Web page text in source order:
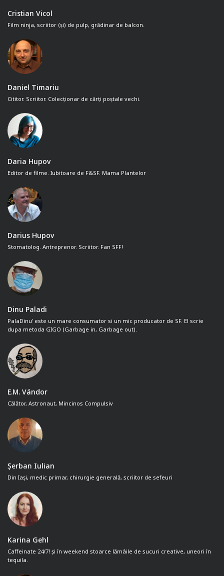
Cristian Vicol
Film ninja, scriitor (și) de pulp, grădinar de balcon.
Daniel Timariu
Cititor. Scriitor. Colecționar de cărți poștale vechi.
Daria Hupov
Editor de filme. Iubitoare de F&SF. Mama Plantelor
Darius Hupov
Stomatolog. Antreprenor. Scriitor. Fan SFF!
Dinu Paladi
PalaDinu' este un mare consumator si un mic producator de SF. El scrie
dupa metoda GIGO (Garbage in, Garbage out).
E.M. Vándor
Călător, Astronaut, Mincinos Compulsiv
Șerban Iulian
Din Iași, medic primar, chirurgie generală, scriitor de sefeuri
Karina Gehl
Caffeinate 24/7! și în weekend stoarce lămâile de sucuri creative, uneori în
tequila.